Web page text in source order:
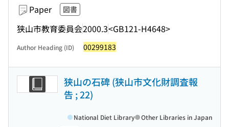
Paper 図書
狭山市教育委員会2000.3<GB121-H4648>
Author Heading (ID) 00299183
狭山の石碑 (狭山市文化財調査報
告 ; 22)
National Diet Library Other Libraries in Japan